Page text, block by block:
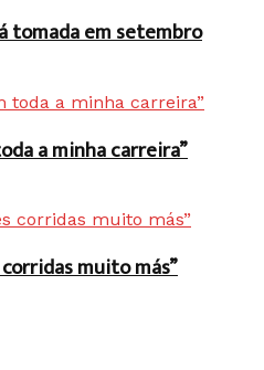
tomada em setembro
a minha carreira”
muito más”